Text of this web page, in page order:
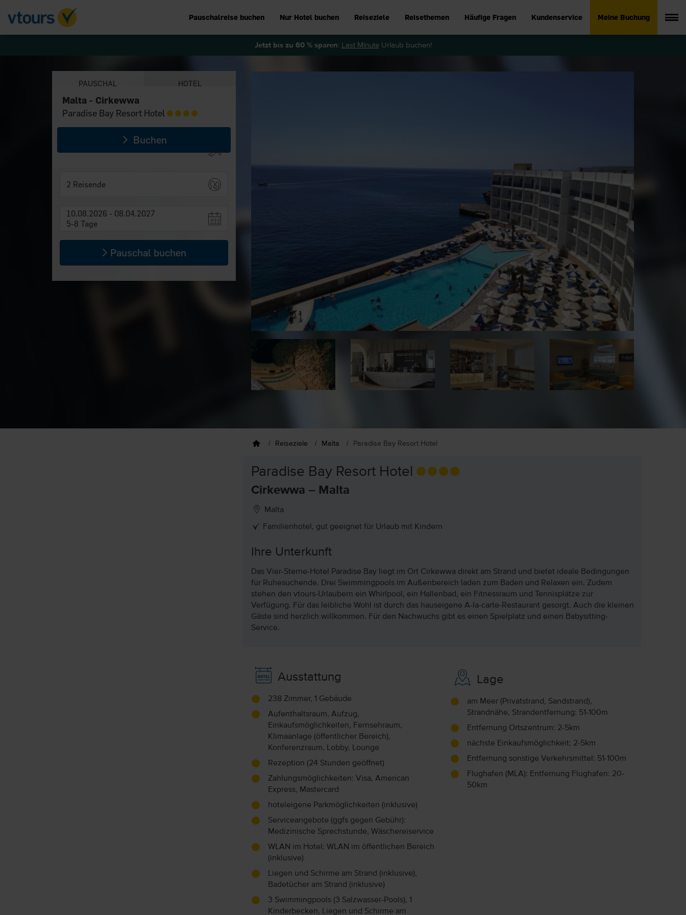
Pauschalreise buchen Nur Hotel buchen Reiseziele Reisethemen Häufige Fragen Kundenservice Meine Buchung
Jetzt bis zu 60 % sparen: Last MinuteUrlaub buchen!
PAUSCHAL HOTEL
Malta - Cirkewwa
2 Reisende
10.08.2026 - 08.04.2027
5-8 Tage
Pauschal buchen
Malta - Cirkewwa
Paradise Bay Resort Hotel
Buchen
Reiseziele Malta Paradise Bay Resort Hotel
Paradise Bay Resort Hotel
Cirkewwa – Malta
Malta
Familienhotel, gut geeignet für Urlaub mit Kindern
Ihre Unterkunft
Das Vier-Sterne-Hotel Paradise Bay liegt im Ort Cirkewwa direkt am Strand und bietet ideale Bedingungen
für Ruhesuchende. Drei Swimmingpools im Außenbereich laden zum Baden und Relaxen ein. Zudem
stehen den vtours-Urlaubern ein Whirlpool, ein Hallenbad, ein Fitnessraum und Tennisplätze zur
Verfügung. Für das leibliche Wohl ist durch das hauseigene A-la-carte-Restaurant gesorgt. Auch die kleinen
Gäste sind herzlich willkommen. Für den Nachwuchs gibt es einen Spielplatz und einen Babysitting-
Service.
Ausstattung
238 Zimmer, 1 Gebäude
Aufenthaltsraum, Aufzug,
Einkaufsmöglichkeiten, Fernsehraum,
Klimaanlage (öffentlicher Bereich),
Konferenzraum, Lobby, Lounge
Rezeption (24 Stunden geöffnet)
Zahlungsmöglichkeiten: Visa, American
Express, Mastercard
hoteleigene Parkmöglichkeiten (inklusive)
Serviceangebote (ggfs gegen Gebühr):
Medizinische Sprechstunde, Wäschereiservice
WLAN im Hotel: WLAN im öffentlichen Bereich
(inklusive)
Liegen und Schirme am Strand (inklusive),
Badetücher am Strand (inklusive)
3 Swimmingpools (3 Salzwasser-Pools), 1
Kinderbecken, Liegen und Schirme am
Lage
am Meer (Privatstrand, Sandstrand),
Strandnähe, Strandentfernung: 51-100m
Entfernung Ortszentrum: 2-5km
nächste Einkaufsmöglichkeit: 2-5km
Entfernung sonstige Verkehrsmittel: 51-100m
Flughafen (MLA): Entfernung Flughafen: 20-
50km